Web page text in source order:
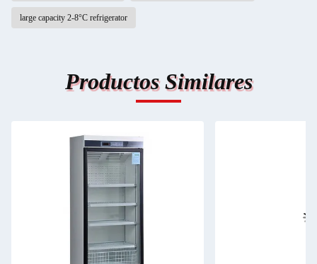
large capacity 2-8°C refrigerator
Productos Similares